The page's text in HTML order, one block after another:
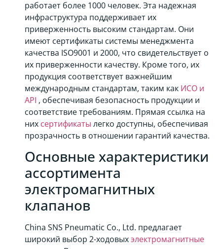
работает более 1000 человек. Эта надежная
инфраструктура поддерживает их
приверженность высоким стандартам. Они
имеют сертификаты системы менеджмента
качества ISO9001 и 2000, что свидетельствует о
их приверженности качеству. Кроме того, их
продукция соответствует важнейшим
международным стандартам, таким как ИСО и
API , обеспечивая безопасность продукции и
соответствие требованиям. Прямая ссылка на
них сертификаты легко доступны, обеспечивая
прозрачность в отношении гарантий качества.
Основные характеристики
ассортимента
электромагнитных
клапанов
China SNS Pneumatic Co., Ltd. предлагает
широкий выбор 2-ходовыхэлектромагнитные